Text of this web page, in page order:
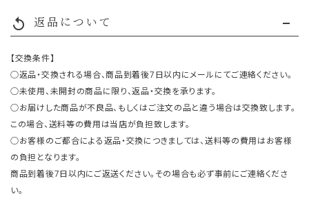
replay 返品について
【交換条件】
○返品・交換される場合、商品到着後7日以内にメールにてご連絡ください。
○未使用、未開封の商品に限り、返品・交換を承ります。
○お届けした商品が不良品、もしくはご注文の品と違う場合は交換致します。
この場合、送料等の費用は当店が負担致します。
○お客様のご都合による返品・交換につきましては、送料等の費用はお客様
の負担となります。
商品到着後7日以内にご返送ください。その場合も必ず事前にご連絡くださ
い。